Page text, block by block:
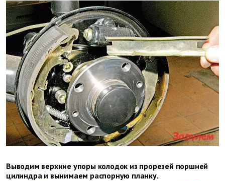
Выводим верх­ние упоры колодок из прорезей поршней
цилиндра и вынимаем рас­порную планку.